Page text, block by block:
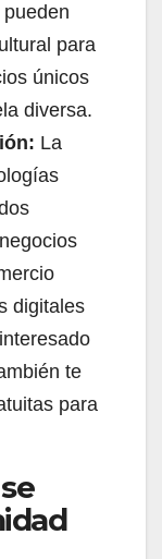
para
únicos
diversa.
La
digitales
te
para